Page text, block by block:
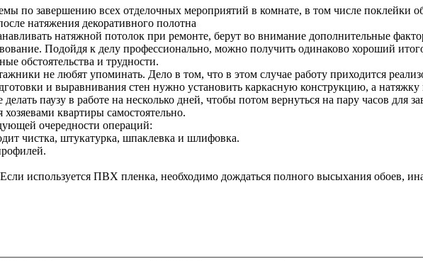
по завершению всех отделочных мероприятий в комнате, в том числе поклейки
натяжения декоративного полотна
натяжной потолок при ремонте, берут во внимание дополнительные
Подойдя к делу профессионально, можно получить одинаково хороший
обстоятельства и трудности.
не любят упоминать. Дело в том, что в этом случае работу приходится
и выравнивания стен нужно установить каркасную конструкцию, а
паузу в работе на несколько дней, чтобы потом вернуться на пару часов для
хозяевами квартиры самостоятельно.
очередности операций:
чистка, штукатурка, шпаклевка и шлифовка.
используется ПВХ пленка, необходимо дождаться полного высыхания обоев,